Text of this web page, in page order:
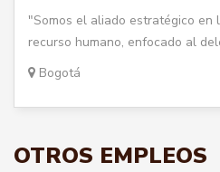
"Somos el aliado estratégico
recurso humano, enfocado al
Bogotá
OTROS EMPLEOS